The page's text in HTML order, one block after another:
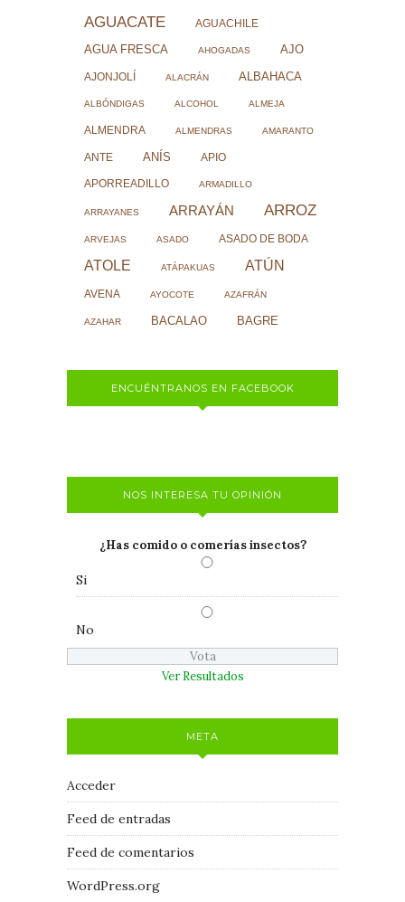
AGUACATE AGUACHILE
AGUA FRESCA AHOGADAS AJO
AJONJOLÍ ALACRÁN ALBAHACA
ALBÓNDIGAS ALCOHOL ALMEJA
ALMENDRA ALMENDRAS AMARANTO
ANTE ANÍS APIO
APORREADILLO ARMADILLO
ARRAYANES ARRAYÁN ARROZ
ARVEJAS ASADO ASADO DE BODA
ATOLE ATÁPAKUAS ATÚN
AVENA AYOCOTE AZAFRÁN
AZAHAR BACALAO BAGRE
ENCUÉNTRANOS EN FACEBOOK
NOS INTERESA TU OPINIÓN
¿Has comido o comerías insectos?
Si
No
Ver Resultados
META
Acceder
Feed de entradas
Feed de comentarios
WordPress.org